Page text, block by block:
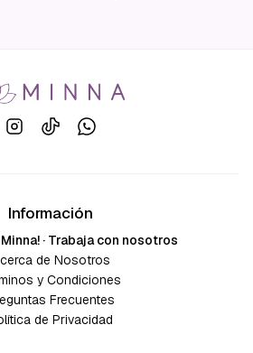
Información
· Trabaja con nosotros
de Nosotros
y Condiciones
Frecuentes
de Privacidad